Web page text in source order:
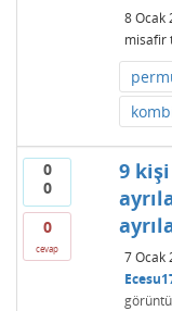
8 Ocak
misafir
0
0
0
cevap
9
7 Ocak